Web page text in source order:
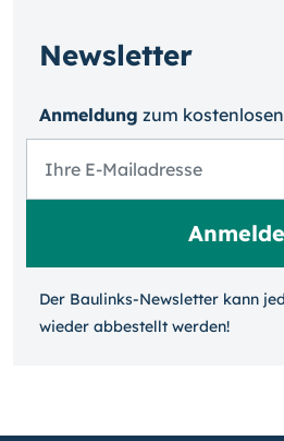
Newsletter
Anmeldung zum kosten­losen
Der Baulinks-Newsletter kann
wieder ab­bestellt werden!